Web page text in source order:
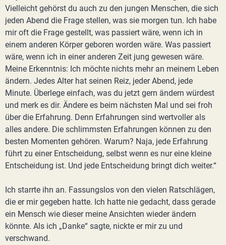
Vielleicht gehörst du auch zu den jungen Menschen, die sich
jeden Abend die Frage stellen, was sie morgen tun. Ich habe
mir oft die Frage gestellt, was passiert wäre, wenn ich in
einem anderen Körper geboren worden wäre. Was passiert
wäre, wenn ich in einer anderen Zeit jung gewesen wäre.
Meine Erkenntnis: Ich möchte nichts mehr an meinem Leben
ändern. Jedes Alter hat seinen Reiz, jeder Abend, jede
Minute. Überlege einfach, was du jetzt gern ändern würdest
und merk es dir. Ändere es beim nächsten Mal und sei froh
über die Erfahrung. Denn Erfahrungen sind wertvoller als
alles andere. Die schlimmsten Erfahrungen können zu den
besten Momenten gehören. Warum? Naja, jede Erfahrung
führt zu einer Entscheidung, selbst wenn es nur eine kleine
Entscheidung ist. Und jede Entscheidung bringt dich weiter.“
Ich starrte ihn an. Fassungslos von den vielen Ratschlägen,
die er mir gegeben hatte. Ich hatte nie gedacht, dass gerade
ein Mensch wie dieser meine Ansichten wieder ändern
könnte. Als ich „Danke“ sagte, nickte er mir zu und
verschwand.